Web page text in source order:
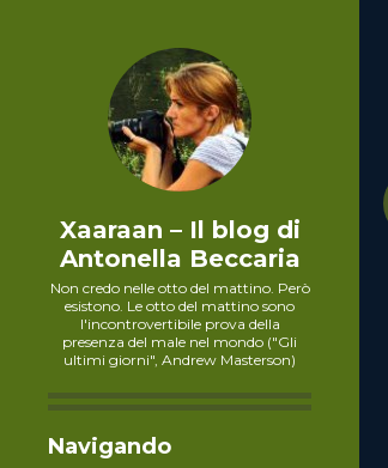
Xaaraan – Il blog di
Antonella Beccaria
Non credo nelle otto del mattino. Però
esistono. Le otto del mattino sono
l'incontrovertibile prova della
presenza del male nel mondo ("Gli
ultimi giorni", Andrew Masterson)
Navigando